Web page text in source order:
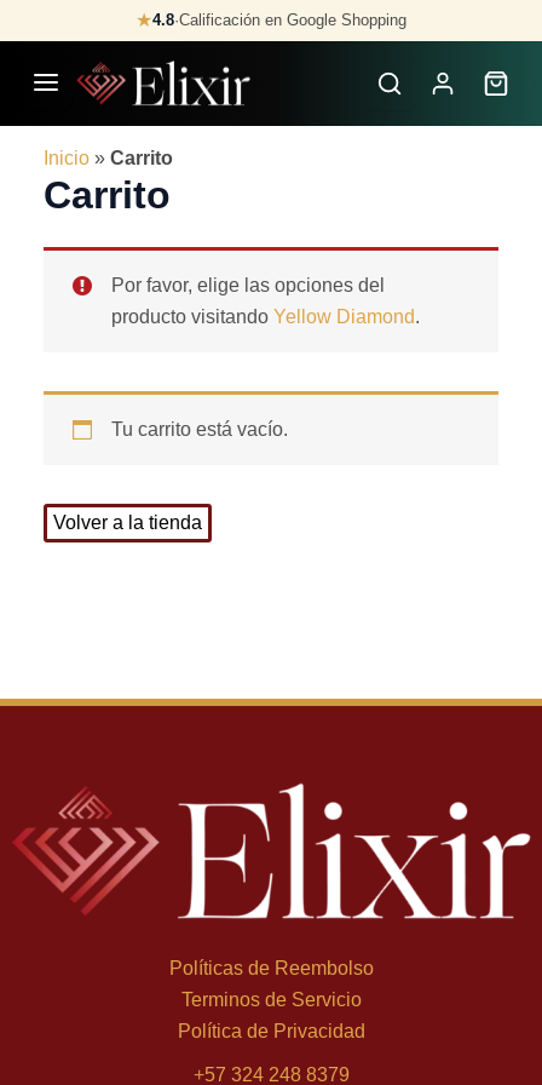
to
content
★4.8·Calificación en Google Shopping
Inicio » Carrito
Carrito
Por favor, elige las opciones del
producto visitando Yellow Diamond.
Tu carrito está vacío.
Volver a la tienda
Políticas de Reembolso
Terminos de Servicio
Política de Privacidad
+57 324 248 8379